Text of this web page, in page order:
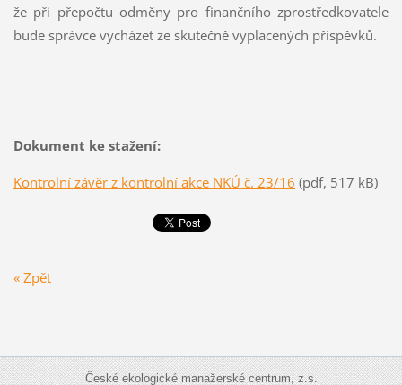
že při přepočtu odměny pro finančního zprostředkovatele
bude správce vycházet ze skutečně vyplacených příspěvků.
Dokument ke stažení:
Kontrolní závěr z kontrolní akce NKÚ č. 23/16 (pdf, 517 kB)
« Zpět
České ekologické manažerské centrum, z.s.